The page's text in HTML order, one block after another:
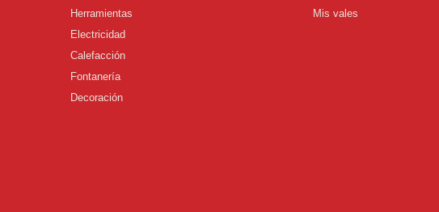
Herramientas
Electricidad
Calefacción
Fontanería
Decoración
Mis vales